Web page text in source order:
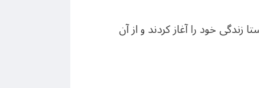
خود را آغاز کردند و از آن